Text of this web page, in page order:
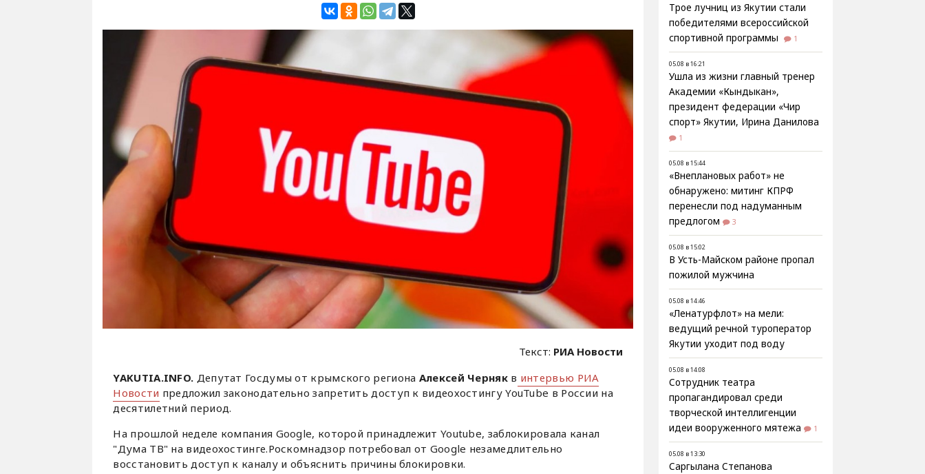
Текст: РИА Новости
YAKUTIA.INFO. Депутат Госдумы от крымского региона Алексей Черняк в интервью РИА
Новости предложил законодательно запретить доступ к видеохостингу YouTube в России на
десятилетний период.
На прошлой неделе компания Google, которой принадлежит Youtube, заблокировала канал
"Дума ТВ" на видеохостинге.Роскомнадзор потребовал от Google незамедлительно
восстановить доступ к каналу и объяснить причины блокировки.
Трое лучниц из Якутии стали
победителями всероссийской
спортивной программы
1
05.08 в 16:21
Ушла из жизни главный тренер
Академии «Кындыкан»,
президент федерации «Чир
спорт» Якутии, Ирина Данилова
1
05.08 в 15:44
«Внеплановых работ» не
обнаружено: митинг КПРФ
перенесли под надуманным
предлогом
3
05.08 в 15:02
В Усть-Майском районе пропал
пожилой мужчина
05.08 в 14:46
«Ленатурфлот» на мели:
ведущий речной туроператор
Якутии уходит под воду
05.08 в 14:08
Сотрудник театра
пропагандировал среди
творческой интеллигенции
идеи вооруженного мятежа
1
05.08 в 13:30
Саргылана Степанова